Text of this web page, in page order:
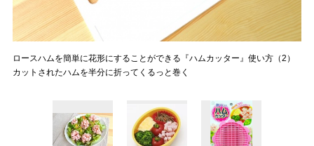
ロースハムを簡単に花形にすることができる『ハムカッター』使い方（2）
カットされたハムを半分に折ってくるっと巻く